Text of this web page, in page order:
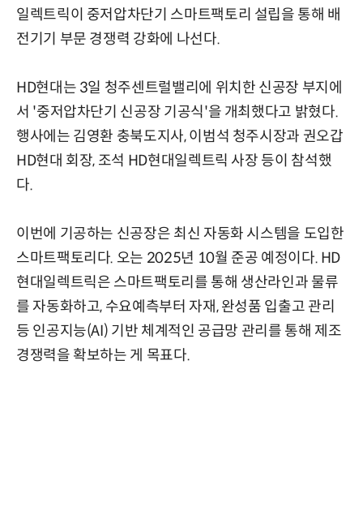
일렉트릭이 중저압차단기 스마트팩토리 설립을 통해 배
전기기 부문 경쟁력 강화에 나선다.
HD현대는 3일 청주센트럴밸리에 위치한 신공장 부지에
서 '중저압차단기 신공장 기공식'을 개최했다고 밝혔다.
행사에는 김영환 충북도지사, 이범석 청주시장과 권오갑
HD현대 회장, 조석 HD현대일렉트릭 사장 등이 참석했
다.
이번에 기공하는 신공장은 최신 자동화 시스템을 도입한
스마트팩토리다. 오는 2025년 10월 준공 예정이다. HD
현대일렉트릭은 스마트팩토리를 통해 생산라인과 물류
를 자동화하고, 수요예측부터 자재, 완성품 입출고 관리
등 인공지능(AI) 기반 체계적인 공급망 관리를 통해 제조
경쟁력을 확보하는 게 목표다.